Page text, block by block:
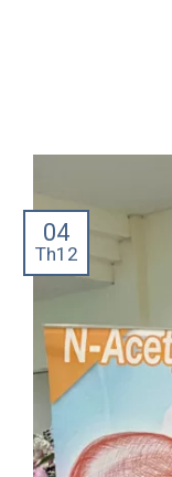
04
Th12